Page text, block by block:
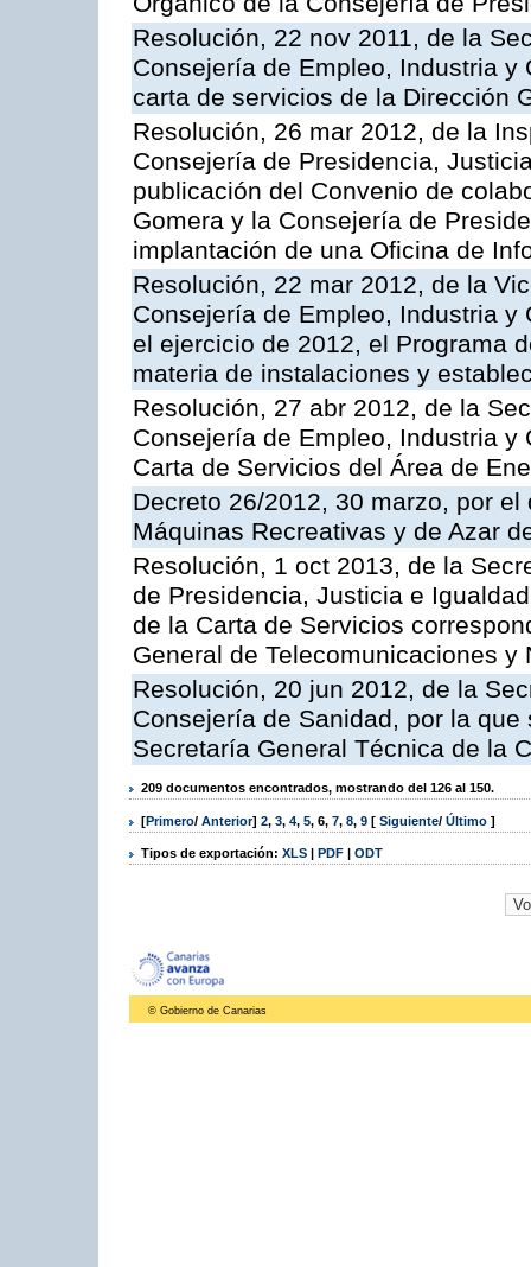
Resolución, 22 nov 2011, de la
Consejería de Empleo, Industria
carta de servicios de la Dirección
Resolución, 26 mar 2012, de la
Consejería de Presidencia,
publicación del Convenio de
Gomera y la Consejería de
implantación de una Oficina de
Resolución, 22 mar 2012, de la
Consejería de Empleo, Industria
el ejercicio de 2012, el Programa
materia de instalaciones y
Resolución, 27 abr 2012, de la
Consejería de Empleo, Industria
Carta de Servicios del Área de
Decreto 26/2012, 30 marzo, por
Máquinas Recreativas y de Azar
Resolución, 1 oct 2013, de la
de Presidencia, Justicia e
de la Carta de Servicios
General de Telecomunicaciones y
Resolución, 20 jun 2012, de la
Consejería de Sanidad, por la
Secretaría General Técnica de la
209 documentos encontrados, mostrando del 126 al 150.
[Primero/ Anterior] 2, 3, 4, 5, 6, 7, 8, 9 [ Siguiente/ Último ]
Tipos de exportación: XLS | PDF | ODT
© Gobierno de Canarias